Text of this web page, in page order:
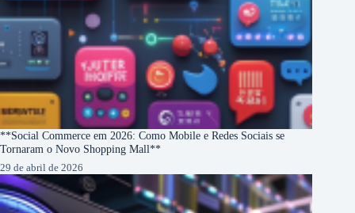
**Social Commerce em 2026: Como Mobile e Redes Sociais se
Tornaram o Novo Shopping Mall**
29 de abril de 2026